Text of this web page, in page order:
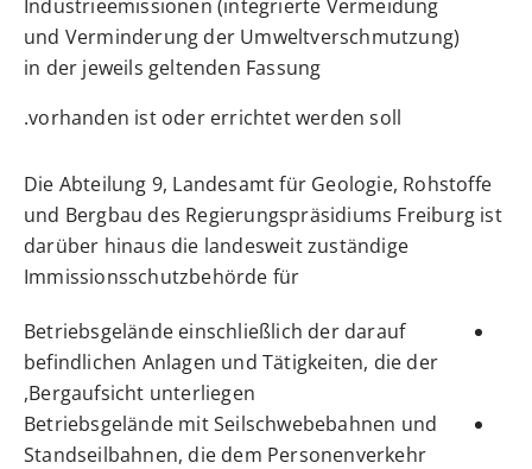
Industrieemissionen (integrierte Vermeidung
und Verminderung der Umweltverschmutzung)
in der jeweils geltenden Fassung
vorhanden ist oder errichtet werden soll.
Die Abteilung 9, Landesamt für Geologie, Rohstoffe
und Bergbau des Regierungspräsidiums Freiburg ist
darüber hinaus die landesweit zuständige
Immissionsschutzbehörde für
Betriebsgelände einschließlich der darauf
befindlichen Anlagen und Tätigkeiten, die der
Bergaufsicht unterliegen,
Betriebsgelände mit Seilschwebebahnen und
Standseilbahnen, die dem Personenverkehr